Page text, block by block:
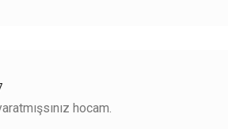
hocam.